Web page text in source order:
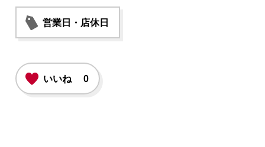
営業日・店休日
いいね 0